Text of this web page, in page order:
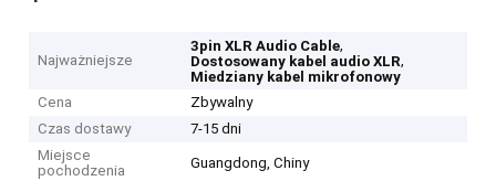
Najważniejsze
3pin XLR Audio Cable,
Dostosowany kabel audio XLR,
Miedziany kabel mikrofonowy
Cena
Zbywalny
Czas dostawy
7-15 dni
Miejsce
pochodzenia
Guangdong, Chiny